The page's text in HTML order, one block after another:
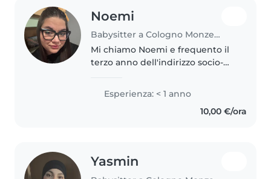
Noemi
Babysitter a Cologno Monzese
Mi chiamo Noemi e frequento il
terzo anno dell'indirizzo socio-
ho studiato lo sviluppo del
bambino e le sue esigenze nelle
diverse fasi della crescita...
Esperienza: < 1 anno
10,00 €/ora
Yasmin